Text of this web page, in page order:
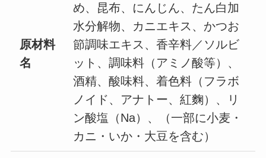
原材料
名
め、昆布、にんじん、たん白加
水分解物、カニエキス、かつお
節調味エキス、香辛料／ソルビ
ット、調味料（アミノ酸等）、
酒精、酸味料、着色料（フラボ
ノイド、アナトー、紅麴）、リ
ン酸塩（Na）、（一部に小麦・
カニ・いか・大豆を含む）